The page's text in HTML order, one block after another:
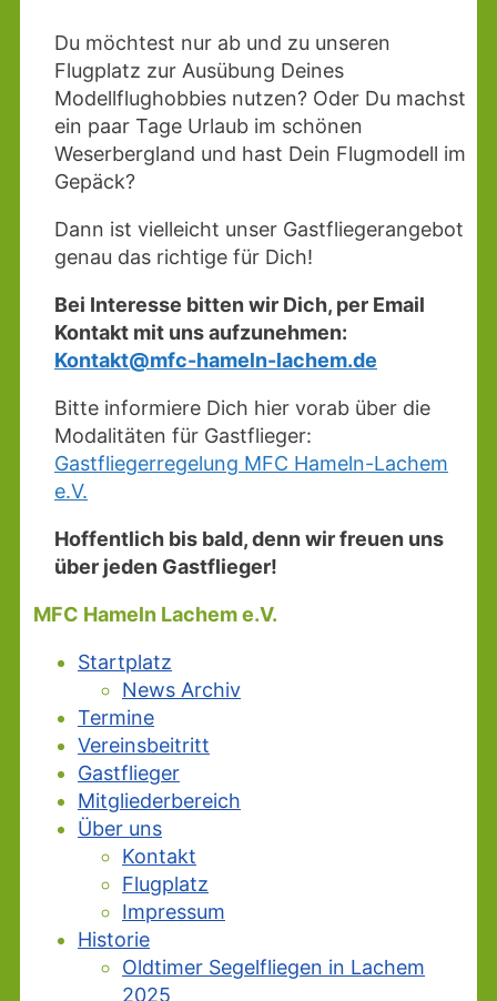
Du möchtest nur ab und zu unseren
Flugplatz zur Ausübung Deines
Modellflughobbies nutzen? Oder Du machst
ein paar Tage Urlaub im schönen
Weserbergland und hast Dein Flugmodell im
Gepäck?
Dann ist vielleicht unser Gastfliegerangebot
genau das richtige für Dich!
Bei Interesse bitten wir Dich, per Email
Kontakt mit uns aufzunehmen:
Kontakt@mfc-hameln-lachem.de
Bitte informiere Dich hier vorab über die
Modalitäten für Gastflieger:
Gastfliegerregelung MFC Hameln-Lachem
e.V.
Hoffentlich bis bald, denn wir freuen uns
über jeden Gastflieger!
MFC Hameln Lachem e.V.
Startplatz
News Archiv
Termine
Vereinsbeitritt
Gastflieger
Mitgliederbereich
Über uns
Kontakt
Flugplatz
Impressum
Historie
Oldtimer Segelfliegen in Lachem
2025